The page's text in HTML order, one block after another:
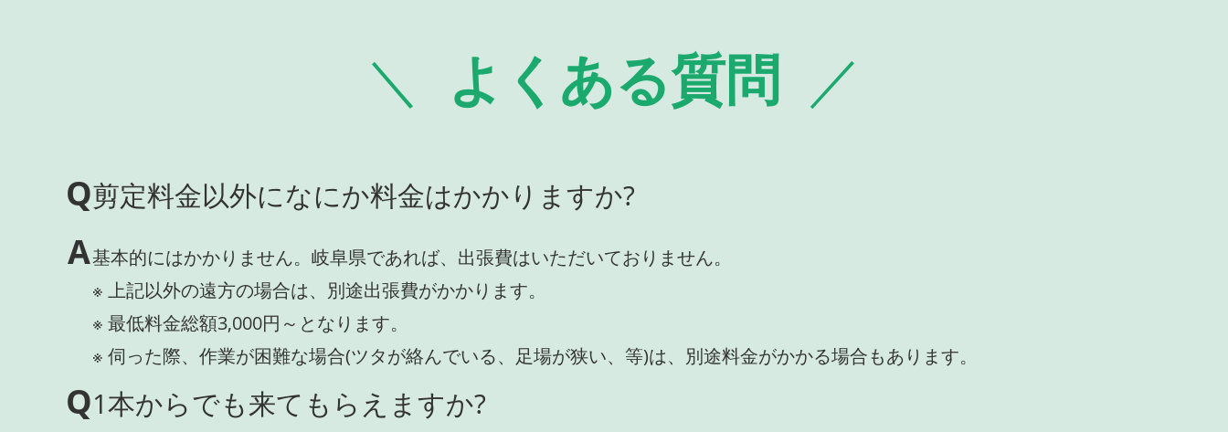
よくある質問
Q剪定料金以外になにか料金はかかりますか?
A基本的にはかかりません。岐阜県であれば、出張費はいただいておりません。
※ 上記以外の遠方の場合は、別途出張費がかかります。
※ 最低料金総額3,000円～となります。
※ 伺った際、作業が困難な場合(ツタが絡んでいる、足場が狭い、等)は、別途料金がかかる場合もあります。
Q1本からでも来てもらえますか?